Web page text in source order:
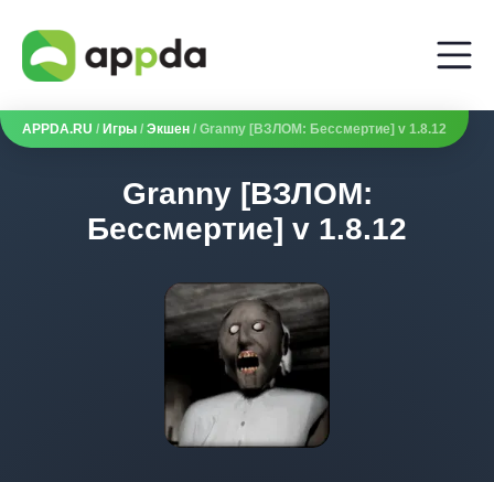
APPDA.RU / Игры / Экшен / Granny [ВЗЛОМ: Бессмертие] v 1.8.12
Granny [ВЗЛОМ:
Бессмертие] v 1.8.12